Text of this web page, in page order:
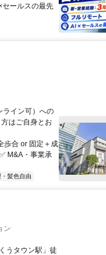
ールスの最先
ライン可）への
はご自身とお
歩合 or 固定＋成
M&A・事業承
・髪色自由
ン
うタウン駅」徒